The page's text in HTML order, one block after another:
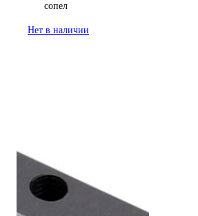
сопел
Нет в наличии